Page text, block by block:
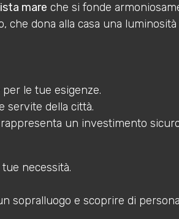
mare che si fonde
che dona alla casa una
le tue esigenze.
servite della città.
un investimento
necessità.
sopralluogo e scoprire di